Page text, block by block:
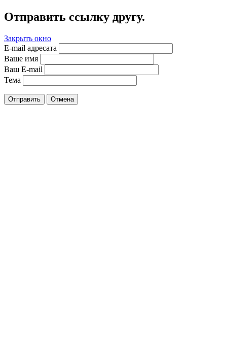
Отправить ссылку другу.
Закрыть окно
E-mail адресата
Ваше имя
Ваш E-mail
Тема
Отправить Отмена